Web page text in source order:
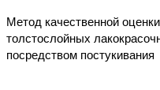
Метод качественной
толстослойных
посредством постукивания